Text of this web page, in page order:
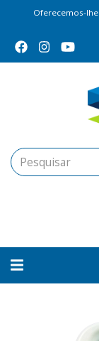
Oferecemos-
Alternar